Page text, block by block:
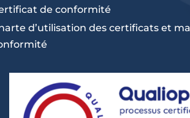
de conformité
d’utilisation des certificats et